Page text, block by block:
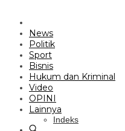
News
Politik
Sport
Bisnis
Hukum dan Kriminal
Video
OPINI
Lainnya
Indeks